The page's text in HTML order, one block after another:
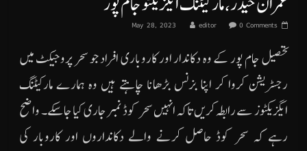
May 28, 2023 editor 0 Comments
تحصیل جام پور کے وہ دکاندار اور کاروباری افراد جو سحر پروجیکٹ میں
رجسٹریشن کروا کر اپنا بزنس بڑھانا چاہتے ہیں وہ ہمارے مارکیٹنگ
ایگزیکٹوز سے رابطہ کریں تاکہ انہیں سحر کوڈ نمبر جاری کیا جاسکے۔ واضح
رہے کہ سحر کوڈ حاصل کرنے والے دکانداروں اور کاروبار کی